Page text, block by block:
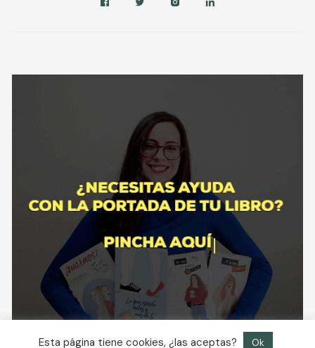
Esta página tiene cookies, ¿las aceptas? Ok